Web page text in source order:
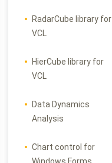
RadarCube library for
VCL
HierCube library for
VCL
Data Dynamics
Analysis
Chart control for